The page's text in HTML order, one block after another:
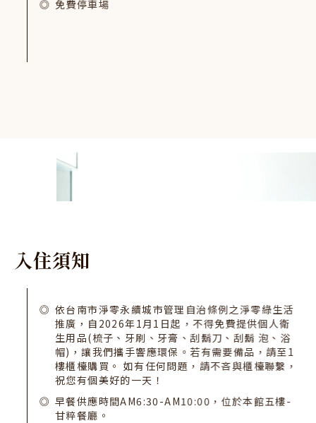
免費停車場
入住須知
依台南市淨零永續城市管理自治條例之淨零綠生活
推廣，自2026年1月1日起，不得免費提供個人衛
生用品(梳子、牙刷、牙膏、刮鬍刀、刮鬍 泡、浴
帽)，讓我們攜手響應環保。若有需要備品，請至1
樓櫃檯購買。 如有任何問題，請不吝與櫃檯聯繫，
祝您有個美好的一天！
早餐供應時間AM6:30-AM10:00，位於本館五樓-
甘粹餐廳。